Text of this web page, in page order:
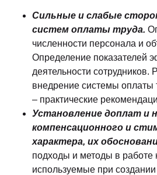
Сильные и слабые
систем оплаты труда.
численности персонала и
Определение показателей
деятельности сотрудников.
внедрение системы оплаты
– практические
Установление доплат и
компенсационного и
характера, их
подходы и методы в работе
используемые при